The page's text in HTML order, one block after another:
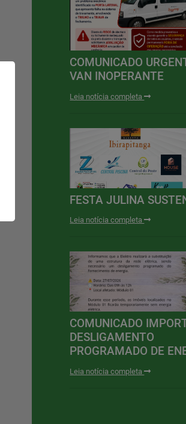
COMUNICADO
VAN INOPERANTE
Leia notícia completa
FESTA JULINA
Leia notícia completa
COMUNICADO
DESLIGAMENTO
PROGRAMADO DE
Leia notícia completa